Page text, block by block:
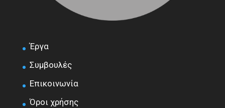
Έργα
Συμβουλές
Επικοινωνία
Όροι χρήσης